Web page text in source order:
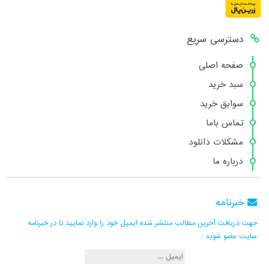
دسترسی سریع
صفحه اصلی
سبد خرید
سوابق خرید
تماس باما
مشکلات دانلود
درباره ما
خبرنامه
جهت دریافت آخرین مطالب منتشر شده ایمیل خود را وارد نمایید تا در خبرنامه
سایت عضو شوید :